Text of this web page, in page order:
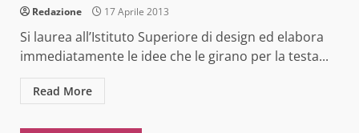
Redazione 17 Aprile 2013
Si laurea all’Istituto Superiore di design ed elabora
immediatamente le idee che le girano per la testa...
Read More